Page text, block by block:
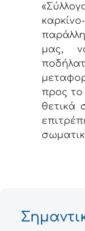
μας,
προς το
θετικά